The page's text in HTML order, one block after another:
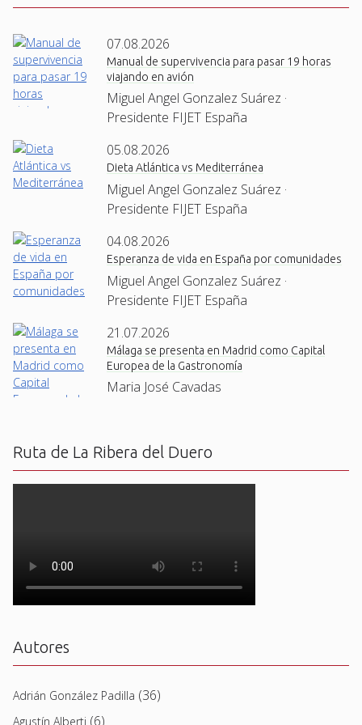
07.08.2026
Manual de supervivencia para pasar 19 horas
viajando en avión
Miguel Angel Gonzalez Suárez ·
Presidente FIJET España
05.08.2026
Dieta Atlántica vs Mediterránea
Miguel Angel Gonzalez Suárez ·
Presidente FIJET España
04.08.2026
Esperanza de vida en España por comunidades
Miguel Angel Gonzalez Suárez ·
Presidente FIJET España
21.07.2026
Málaga se presenta en Madrid como Capital
Europea de la Gastronomía
Maria José Cavadas
Ruta de La Ribera del Duero
Autores
Adrián González Padilla (36)
Agustín Alberti (6)